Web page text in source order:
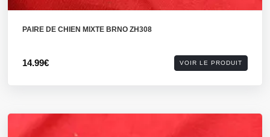
PAIRE DE CHIEN MIXTE BRNO ZH308
14.99€ VOIR LE PRODUIT